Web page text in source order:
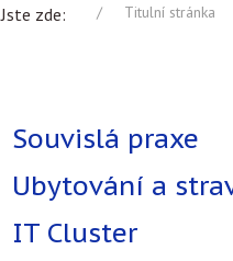
Jste zde: Titulní stránka
Souvislá praxe
Ubytování a
IT Cluster